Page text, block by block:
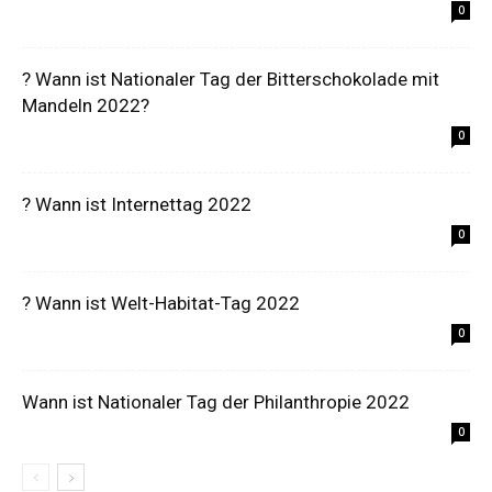
0
? Wann ist Nationaler Tag der Bitterschokolade mit
Mandeln 2022?
0
? Wann ist Internettag 2022
0
? Wann ist Welt-Habitat-Tag 2022
0
Wann ist Nationaler Tag der Philanthropie 2022
0